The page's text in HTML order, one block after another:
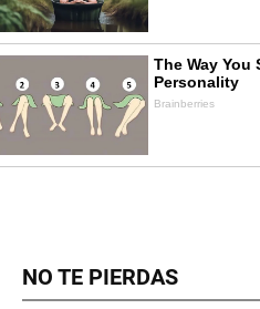
NO TE PIERDAS